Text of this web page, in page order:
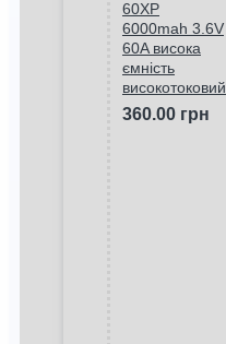
60XP
6000mah 3.6V
60A висока
ємність
високотоковий
360.00 грн